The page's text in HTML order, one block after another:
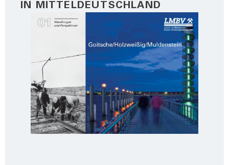
IN MITTELDEUTSCHLAND